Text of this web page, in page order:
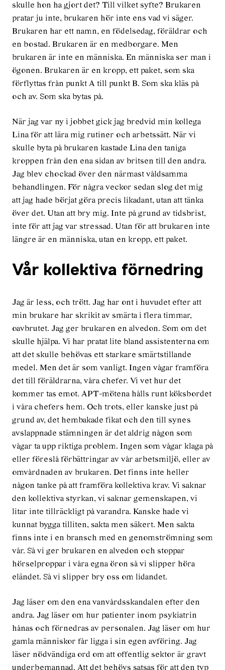
skulle hon ha gjort det? Till vilket syfte? Brukaren
pratar ju inte, brukaren hör inte ens vad vi säger.
Brukaren har ett namn, en födelsedag, föräldrar och
en bostad. Brukaren är en medborgare. Men
brukaren är inte en människa. En människa ser man i
ögonen. Brukaren är en kropp, ett paket, som ska
förflyttas från punkt A till punkt B. Som ska kläs på
och av. Som ska bytas på.
När jag var ny i jobbet gick jag bredvid min kollega
Lina för att lära mig rutiner och arbetssätt. När vi
skulle byta på brukaren kastade Lina den taniga
kroppen från den ena sidan av britsen till den andra.
Jag blev chockad över den närmast våldsamma
behandlingen. För några veckor sedan slog det mig
att jag hade börjat göra precis likadant, utan att tänka
över det. Utan att bry mig. Inte på grund av tidsbrist,
inte för att jag var stressad. Utan för att brukaren inte
längre är en människa, utan en kropp, ett paket.
Vår kollektiva förnedring
Jag är less, och trött. Jag har ont i huvudet efter att
min brukare har skrikit av smärta i flera timmar,
oavbrutet. Jag ger brukaren en alvedon. Som om det
skulle hjälpa. Vi har pratat lite bland assistenterna om
att det skulle behövas ett starkare smärtstillande
medel. Men det är som vanligt. Ingen vågar framföra
det till föräldrarna, våra chefer. Vi vet hur det
kommer tas emot. APT-mötena hålls runt köksbordet
i våra chefers hem. Och trots, eller kanske just på
grund av, det hembakade fikat och den till synes
avslappnade stämningen är det aldrig någon som
vågar ta upp riktiga problem. Ingen som vågar klaga på
eller föreslå förbättringar av vår arbetsmiljö, eller av
omvårdnaden av brukaren. Det finns inte heller
någon tanke på att framföra kollektiva krav. Vi saknar
den kollektiva styrkan, vi saknar gemenskapen, vi
litar inte tillräckligt på varandra. Kanske hade vi
kunnat bygga tilliten, sakta men säkert. Men sakta
finns inte i en bransch med en genomströmning som
vår. Så vi ger brukaren en alvedon och stoppar
hörselproppar i våra egna öron så vi slipper höra
eländet. Så vi slipper bry oss om lidandet.
Jag läser om den ena vanvårdsskandalen efter den
andra. Jag läser om hur patienter inom psykiatrin
hånas och förnedras av personalen. Jag läser om hur
gamla människor får ligga i sin egen avföring. Jag
läser nödvändiga ord om att offentlig sektor är gravt
underbemannad. Att det behövs satsas för att den typ